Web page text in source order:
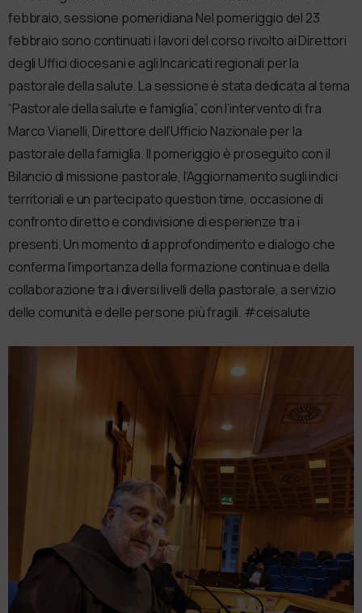
febbraio, sessione pomeridiana Nel pomeriggio del 23
febbraio sono continuati i lavori del corso rivolto ai Direttori
degli Uffici diocesani e agli Incaricati regionali per la
pastorale della salute. La sessione è stata dedicata al tema
“Pastorale della salute e famiglia”, con l’intervento di fra
Marco Vianelli, Direttore dell’Ufficio Nazionale per la
pastorale della famiglia. Il pomeriggio è proseguito con il
Bilancio di missione pastorale, l’Aggiornamento sugli indici
territoriali e un partecipato question time, occasione di
confronto diretto e condivisione di esperienze tra i
presenti. Un momento di approfondimento e dialogo che
conferma l’importanza della formazione continua e della
collaborazione tra i diversi livelli della pastorale, a servizio
delle comunità e delle persone più fragili. #ceisalute